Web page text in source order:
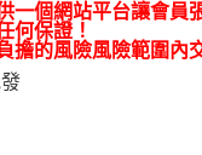
一個網站平台讓會員
何保證！
擔的風險風險範圍內